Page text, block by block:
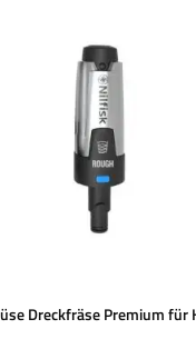
Dreckfräse Premium für